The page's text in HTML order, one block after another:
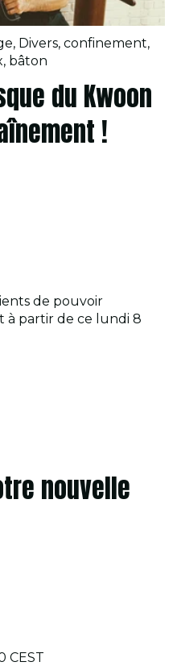
, Divers, confinement,
, bâton
du Kwoon
!
de pouvoir
à partir de ce lundi 8
nouvelle
CEST